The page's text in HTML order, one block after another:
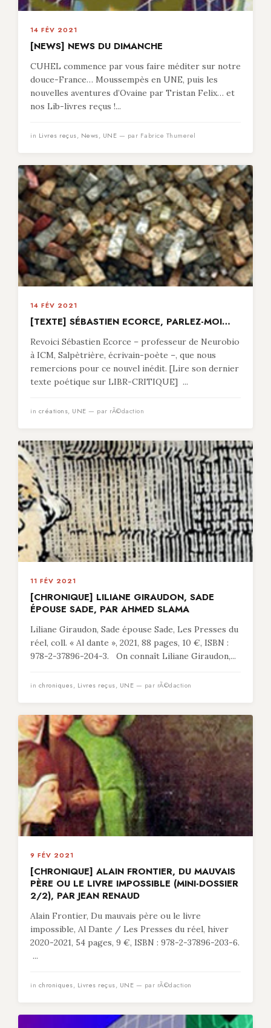
14 FÉV 2021
[NEWS] NEWS DU DIMANCHE
CUHEL commence par vous faire méditer sur notre
douce-France… Moussempès en UNE, puis les
nouvelles aventures d’Ovaine par Tristan Felix… et
nos Lib-livres reçus !...
in Livres reçus, News, UNE — par Fabrice Thumerel
14 FÉV 2021
[TEXTE] SÉBASTIEN ECORCE, PARLEZ-MOI…
Revoici Sébastien Ecorce – professeur de Neurobio
à ICM, Salpètrière, écrivain-poète –, que nous
remercions pour ce nouvel inédit. [Lire son dernier
texte poétique sur LIBR-CRITIQUE] ...
in créations, UNE — par rÃ©daction
11 FÉV 2021
[CHRONIQUE] LILIANE GIRAUDON, SADE
ÉPOUSE SADE, PAR AHMED SLAMA
Liliane Giraudon, Sade épouse Sade, Les Presses du
réel, coll. « Al dante », 2021, 88 pages, 10 €, ISBN :
978-2-37896-204-3. On connaît Liliane Giraudon,...
in chroniques, Livres reçus, UNE — par rÃ©daction
9 FÉV 2021
[CHRONIQUE] ALAIN FRONTIER, DU MAUVAIS
PÈRE OU LE LIVRE IMPOSSIBLE (MINI-DOSSIER
2/2), PAR JEAN RENAUD
Alain Frontier, Du mauvais père ou le livre
impossible, Al Dante / Les Presses du réel, hiver
2020-2021, 54 pages, 9 €, ISBN : 978-2-37896-203-6.
...
in chroniques, Livres reçus, UNE — par rÃ©daction